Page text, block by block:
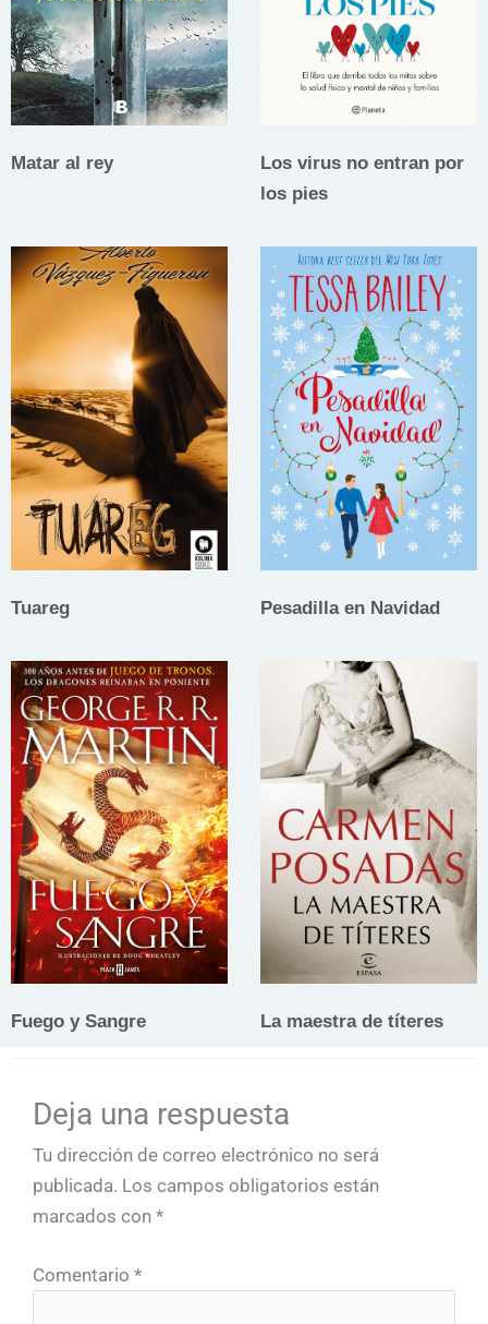
Matar al rey
Los virus no entran por
los pies
Tuareg Pesadilla en Navidad
Fuego y Sangre La maestra de títeres
Deja una respuesta
Tu dirección de correo electrónico no será
publicada. Los campos obligatorios están
marcados con *
Comentario *